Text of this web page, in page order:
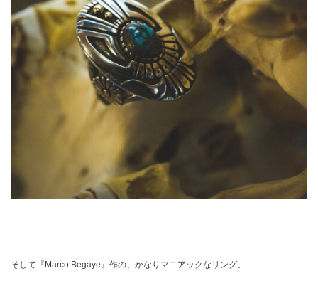
そして『Marco Begaye』作の、かなりマニアックなリング。